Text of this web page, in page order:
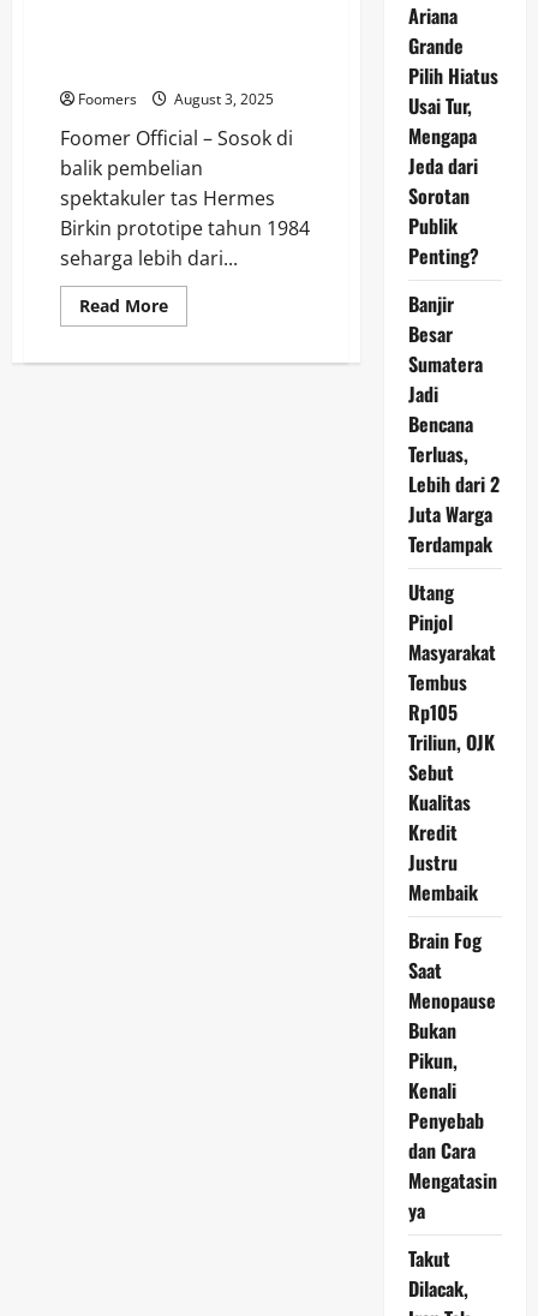
Foomers August 3, 2025
Foomer Official – Sosok di
balik pembelian
spektakuler tas Hermes
Birkin prototipe tahun 1984
seharga lebih dari...
Read MoreRead
more
Sakimoto
Ariana
Grande
Pilih Hiatus
Usai Tur,
Mengapa
Jeda dari
Sorotan
Publik
Penting?
Banjir
Besar
Sumatera
Jadi
Bencana
Terluas,
Lebih dari 2
Juta Warga
Terdampak
Utang
Pinjol
Masyarakat
Tembus
Rp105
Triliun, OJK
Sebut
Kualitas
Kredit
Justru
Membaik
Brain Fog
Saat
Menopause
Bukan
Pikun,
Kenali
Penyebab
dan Cara
Mengatasin
ya
Takut
Dilacak,